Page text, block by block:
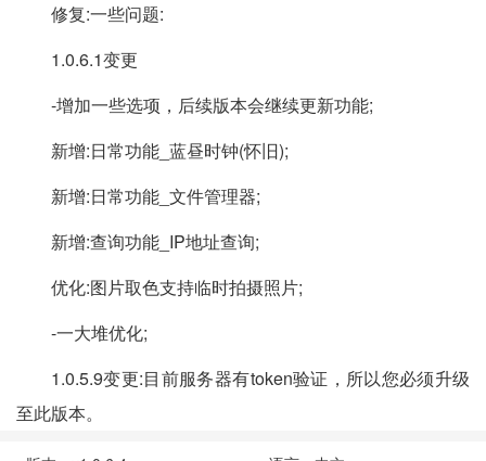
修复:一些问题:
1.0.6.1变更
-增加一些选项，后续版本会继续更新功能;
新增:日常功能_蓝昼时钟(怀旧);
新增:日常功能_文件管理器;
新增:查询功能_IP地址查询;
优化:图片取色支持临时拍摄照片;
-一大堆优化;
1.0.5.9变更:目前服务器有token验证，所以您必须升级
至此版本。